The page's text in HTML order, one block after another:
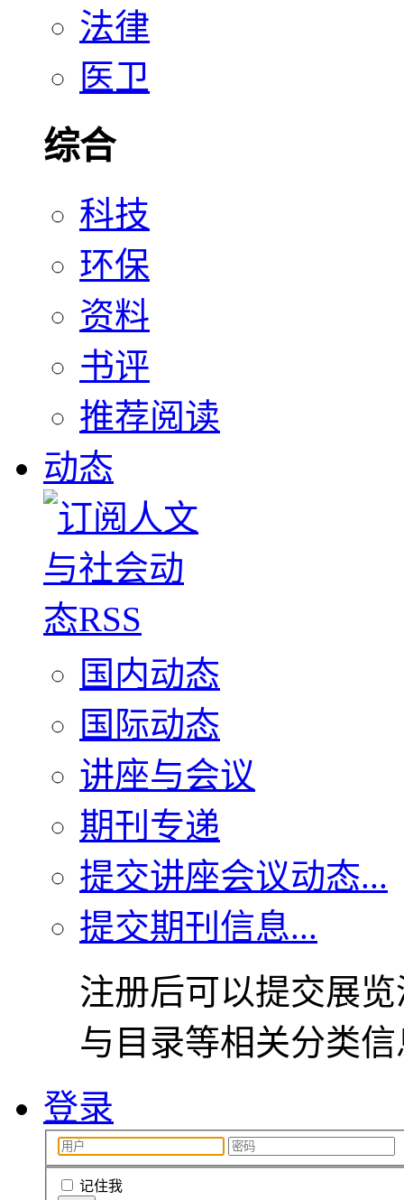
法律
医卫
综合
科技
环保
资料
书评
推荐阅读
动态
国内动态
国际动态
讲座与会议
期刊专递
提交讲座会议动态...
提交期刊信息...
注册后可以提交展
与目录等相关分类
登录
记住我